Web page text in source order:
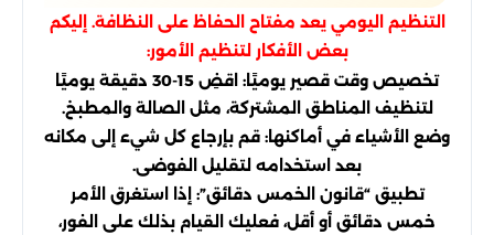
التنظيم اليومي يعد مفتاح الحفاظ على النظافة. إليكم
بعض الأفكار لتنظيم الأمور:
تخصيص وقت قصير يوميًا: اقضِ 15-30 دقيقة يوميًا
لتنظيف المناطق المشتركة، مثل الصالة والمطبخ.
وضع الأشياء في أماكنها: قم بإرجاع كل شيء إلى مكانه
بعد استخدامه لتقليل الفوضى.
تطبيق “قانون الخمس دقائق”: إذا استغرق الأمر
خمس دقائق أو أقل، فعليك القيام بذلك على الفور،